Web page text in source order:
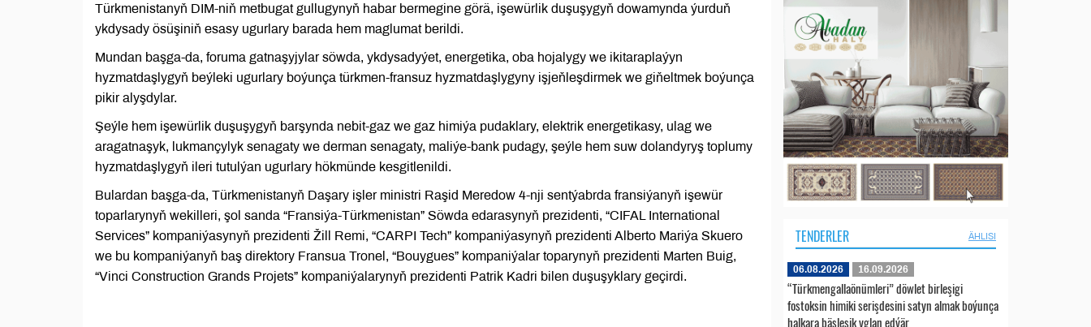
Türkmenistanyň DIM-niň metbugat gullugynyň habar bermegine görä, işewürlik duşuşygyň dowamynda ýurduň
ykdysady ösüşiniň esasy ugurlary barada hem maglumat berildi.
Mundan başga-da, foruma gatnaşyjylar söwda, ykdysadyýet, energetika, oba hojalygy we ikitaraplaýyn
hyzmatdaşlygyň beýleki ugurlary boýunça türkmen-fransuz hyzmatdaşlygyny işjeňleşdirmek we giňeltmek boýunça
pikir alyşdylar.
Şeýle hem işewürlik duşuşygyň barşynda nebit-gaz we gaz himiýa pudaklary, elektrik energetikasy, ulag we
aragatnaşyk, lukmançylyk senagaty we derman senagaty, maliýe-bank pudagy, şeýle hem suw dolandyryş toplumy
hyzmatdaşlygyň ileri tutulýan ugurlary hökmünde kesgitlenildi.
Bulardan başga-da, Türkmenistanyň Daşary işler ministri Raşid Meredow 4-nji sentýabrda fransiýanyň işewür
toparlarynyň wekilleri, şol sanda “Fransiýa-Türkmenistan” Söwda edarasynyň prezidenti, “CIFAL International
Services” kompaniýasynyň prezidenti Žill Remi, “CARPI Tech” kompaniýasynyň prezidenti Alberto Mariýa Skuero
we bu kompaniýanyň baş direktory Fransua Tronel, “Bouygues” kompaniýalar toparynyň prezidenti Marten Buig,
“Vinci Construction Grands Projets” kompaniýalarynyň prezidenti Patrik Kadri bilen duşuşyklary geçirdi.
TENDERLER ÄHLISI
06.08.2026 16.09.2026
“Türkmengallaönümleri” döwlet birleşigi
fostoksin himiki serişdesini satyn almak boýunça
halkara bäsleşik yglan edýär